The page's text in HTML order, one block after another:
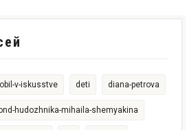
v-iskusstve deti diana-petrova
hudozhnika-mihaila-shemyakina